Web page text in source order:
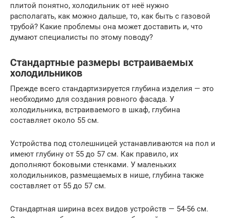
плитой понятно, холодильник от неё нужно
располагать, как можно дальше, то, как быть с газовой
трубой? Какие проблемы она может доставить и, что
думают специалисты по этому поводу?
Стандартные размеры встраиваемых
холодильников
Прежде всего стандартизируется глубина изделия — это
необходимо для создания ровного фасада. У
холодильника, встраиваемого в шкаф, глубина
составляет около 55 см.
Устройства под столешницей устанавливаются на пол и
имеют глубину от 55 до 57 см. Как правило, их
дополняют боковыми стенками. У маленьких
холодильников, размещаемых в нише, глубина также
составляет от 55 до 57 см.
Стандартная ширина всех видов устройств — 54-56 см.